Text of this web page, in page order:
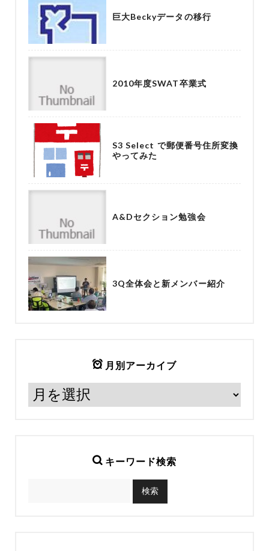
巨大Beckyデータの移行
2010年度SWAT卒業式
S3 Select で郵便番号住所変換
やってみた
A&Dセクション勉強会
3Q全体会と新メンバー紹介
月別アーカイブ
キーワード検索